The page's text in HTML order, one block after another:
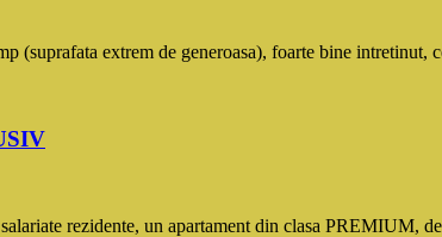
extrem de generoasa), foarte bine intretinut,
rezidente, un apartament din clasa PREMIUM, de